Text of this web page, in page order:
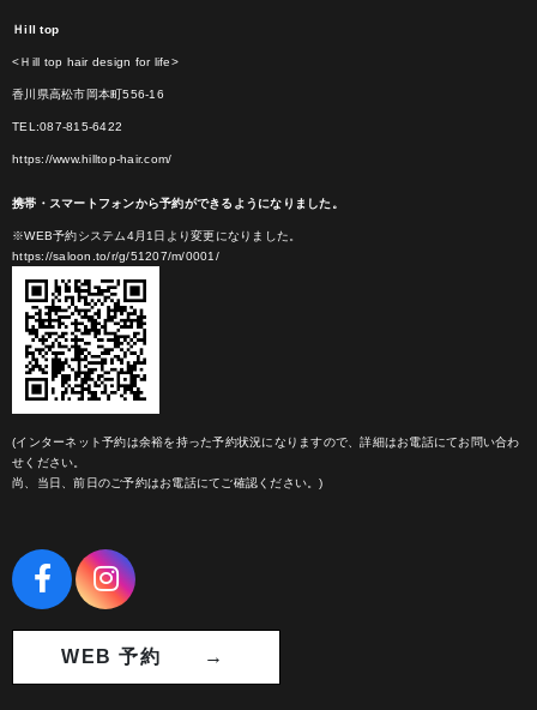
Ｈill top
<Ｈill top hair design for life>
香川県高松市岡本町556-16
TEL:087-815-6422
https://www.hilltop-hair.com/
携帯・スマートフォンから予約ができるようになりました。
※WEB予約システム4月1日より変更になりました。
https://saloon.to/r/g/51207/m/0001/
(インターネット予約は余裕を持った予約状況になりますので、詳細はお電話にてお問い合わ
せください。
尚、当日、前日のご予約はお電話にてご確認ください。)
WEB 予約 →